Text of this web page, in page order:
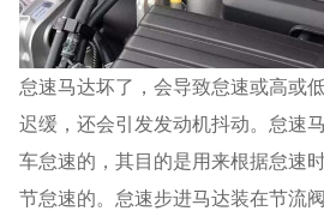
怠速马达坏了，会导致怠速或高或
迟缓，还会引发发动机抖动。怠速
车怠速的，其目的是用来根据怠速
节怠速的。怠速步进马达装在节流